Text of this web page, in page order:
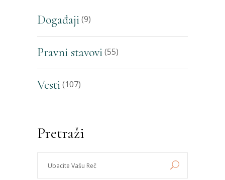
Događaji(9)
Pravni stavovi(55)
Vesti(107)
Pretraži